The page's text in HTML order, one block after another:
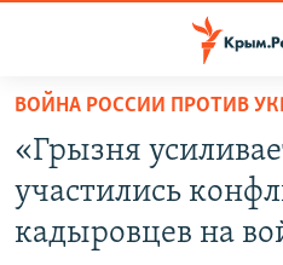
Вернуться
основному
содержанию
Вернутся
СПЕЦПРОЕКТЫ
ВОЙНА РОССИИ ПРОТИВ
«Грызня
участились
кадыровцев на